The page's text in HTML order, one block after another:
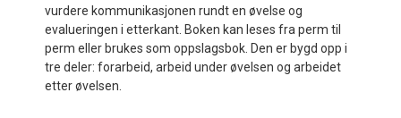
vurdere kommunikasjonen rundt en øvelse og
evalueringen i etterkant. Boken kan leses fra perm til
perm eller brukes som oppslagsbok. Den er bygd opp i
tre deler: forarbeid, arbeid under øvelsen og arbeidet
etter øvelsen.